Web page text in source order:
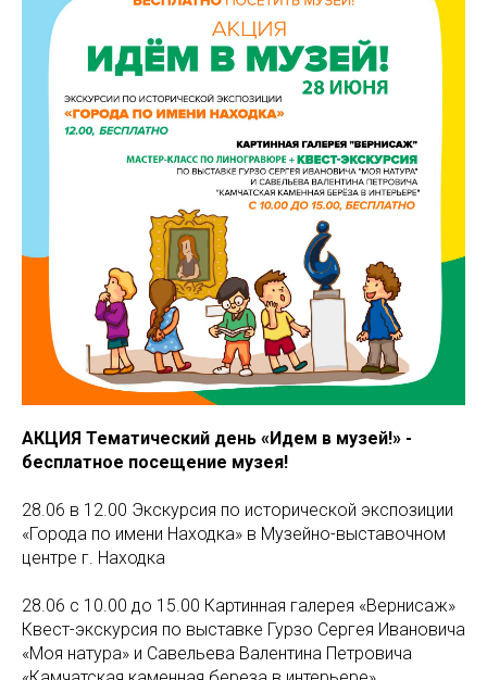
АКЦИЯ Тематический день «Идем в музей!» -
бесплатное посещение музея!
28.06 в 12.00 Экскурсия по исторической экспозиции
«Города по имени Находка» в Музейно-выставочном
центре г. Находка
28.06 с 10.00 до 15.00 Картинная галерея «Вернисаж»
Квест-экскурсия по выставке Гурзо Сергея Ивановича
«Моя натура» и Савельева Валентина Петровича